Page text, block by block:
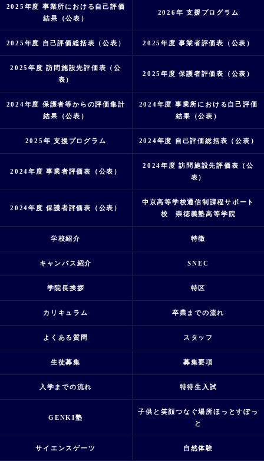
2025年度 事業所における自己評価
結果（公表）
2026年 支援プログラム
2025年度 自己評価総括表（公表） 2025年度 事業者評価表（公表）
2025年度 訪問施設先評価表（公
表）
2025年度 保護者評価表（公表）
2024年度 保護者等からの評価集計
結果（公表）
2024年度 事業所における自己評価
結果（公表）
2025年 支援プログラム 2024年度 自己評価総括表（公表）
2024年度 事業者評価表（公表）
2024年度 訪問施設先評価表（公
表）
2024年度 保護者評価表（公表）
中京高等学校通信制課程サポート
校 崇徳義塾高等学院
学校紹介 特徴
キャンパス紹介 SNEC
学院長挨拶 特区
カリキュラム 卒業までの流れ
よくある質問 スタッフ
生徒募集 募集要項
入学までの流れ 特待生入試
GENKI塾
子供と笑顔つなぐ場所ほっとすぽっ
と
サイエンスゲーツ 自然体験